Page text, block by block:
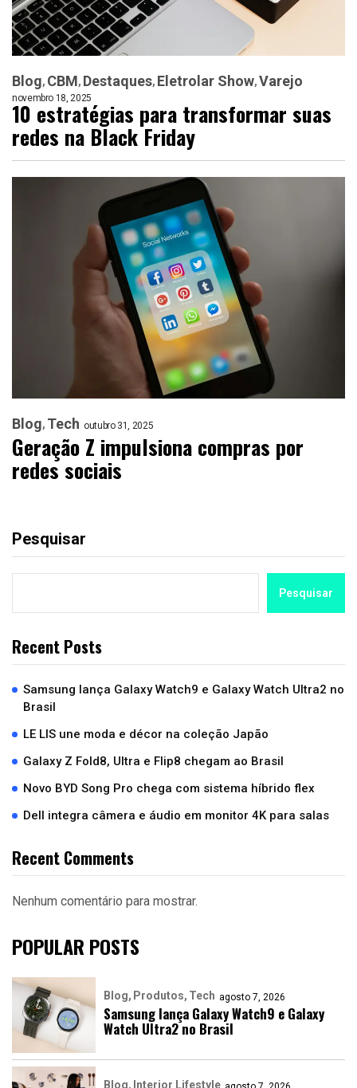
Blog CBM Destaques Eletrolar Show Varejo
novembro 18, 2025
10 estratégias para transformar suas
redes na Black Friday
Blog Tech outubro 31, 2025
Geração Z impulsiona compras por
redes sociais
Pesquisar
Pesquisar
Recent Posts
Samsung lança Galaxy Watch9 e Galaxy Watch Ultra2 no
Brasil
LE LIS une moda e décor na coleção Japão
Galaxy Z Fold8, Ultra e Flip8 chegam ao Brasil
Novo BYD Song Pro chega com sistema híbrido flex
Dell integra câmera e áudio em monitor 4K para salas
Recent Comments
Nenhum comentário para mostrar.
POPULAR POSTS
Blog Produtos Tech agosto 7, 2026
Samsung lança Galaxy Watch9 e Galaxy
Watch Ultra2 no Brasil
Blog Interior Lifestyle